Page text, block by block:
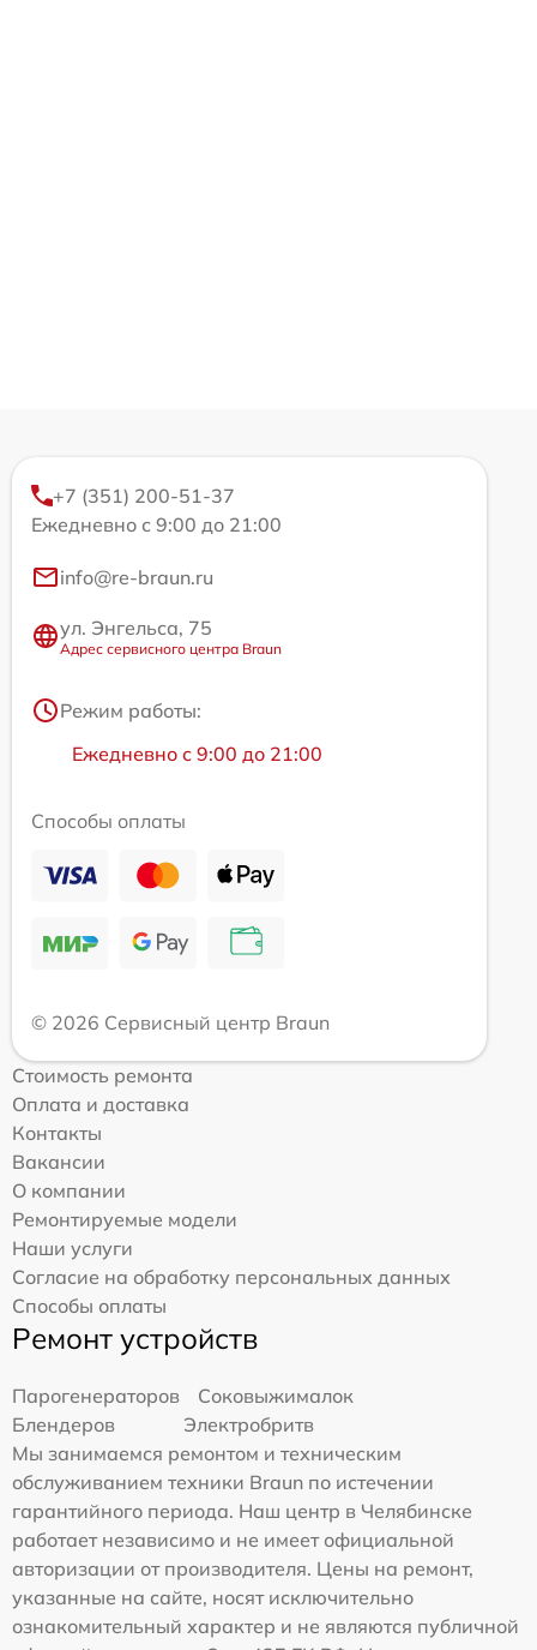
+7 (351) 200-51-37
Ежедневно с 9:00 до 21:00
info@re-braun.ru
ул. Энгельса, 75
Адрес сервисного центра Braun
Режим работы:
Ежедневно с 9:00 до 21:00
Способы оплаты
© 2026 Сервисный центр Braun
Стоимость ремонта
Оплата и доставка
Контакты
Вакансии
О компании
Ремонтируемые модели
Наши услуги
Согласие на обработку персональных данных
Способы оплаты
Ремонт устройств
Парогенераторов
Соковыжималок
Блендеров
Электробритв
Мы занимаемся ремонтом и техническим
обслуживанием техники Braun по истечении
гарантийного периода. Наш центр в Челябинске
работает независимо и не имеет официальной
авторизации от производителя. Цены на ремонт,
указанные на сайте, носят исключительно
ознакомительный характер и не являются публичной